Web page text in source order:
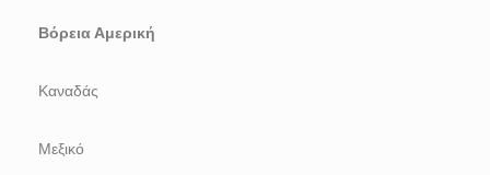
Βόρεια Αμερική
Καναδάς
Μεξικό